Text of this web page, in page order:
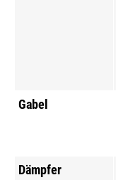
Gabel
Dämpfer